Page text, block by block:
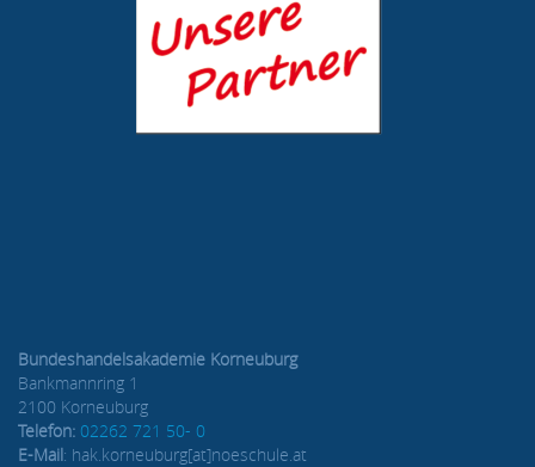
Bundeshandelsakademie Korneuburg
Bankmannring 1
2100 Korneuburg
Telefon: 02262 721 50- 0
E-Mail: hak.korneuburg[at]noeschule.at